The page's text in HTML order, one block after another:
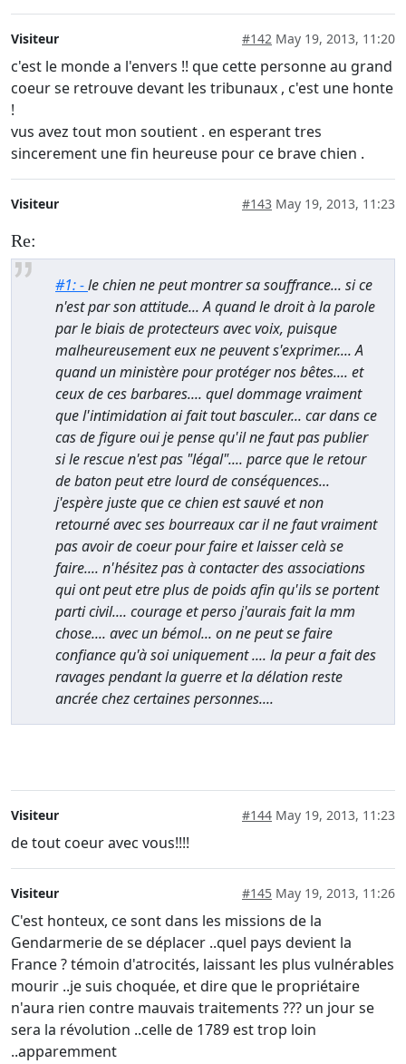
Visiteur #142 May 19, 2013, 11:20
c'est le monde a l'envers !! que cette personne au grand
coeur se retrouve devant les tribunaux , c'est une honte
!
vus avez tout mon soutient . en esperant tres
sincerement une fin heureuse pour ce brave chien .
Visiteur #143 May 19, 2013, 11:23
Re:
#1: -le chien ne peut montrer sa souffrance... si ce
n'est par son attitude... A quand le droit à la parole
par le biais de protecteurs avec voix, puisque
malheureusement eux ne peuvent s'exprimer.... A
quand un ministère pour protéger nos bêtes.... et
ceux de ces barbares.... quel dommage vraiment
que l'intimidation ai fait tout basculer... car dans ce
cas de figure oui je pense qu'il ne faut pas publier
si le rescue n'est pas "légal".... parce que le retour
de baton peut etre lourd de conséquences...
j'espère juste que ce chien est sauvé et non
retourné avec ses bourreaux car il ne faut vraiment
pas avoir de coeur pour faire et laisser celà se
faire.... n'hésitez pas à contacter des associations
qui ont peut etre plus de poids afin qu'ils se portent
parti civil.... courage et perso j'aurais fait la mm
chose.... avec un bémol... on ne peut se faire
confiance qu'à soi uniquement .... la peur a fait des
ravages pendant la guerre et la délation reste
ancrée chez certaines personnes....
Visiteur #144 May 19, 2013, 11:23
de tout coeur avec vous!!!!
Visiteur #145 May 19, 2013, 11:26
C'est honteux, ce sont dans les missions de la
Gendarmerie de se déplacer ..quel pays devient la
France ? témoin d'atrocités, laissant les plus vulnérables
mourir ..je suis choquée, et dire que le propriétaire
n'aura rien contre mauvais traitements ??? un jour se
sera la révolution ..celle de 1789 est trop loin
..apparemment